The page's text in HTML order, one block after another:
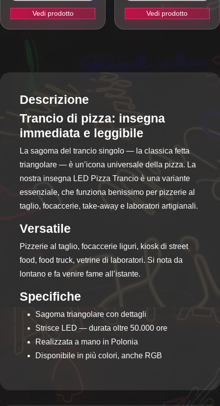
Vedi prodotto Vedi prodotto
varianti.
essere
scelte
pagina
del
prodotto
Descrizione
Trancio di pizza: insegna
immediata e leggibile
La sagoma del trancio singolo — la classica fetta
triangolare — è un’icona universale della pizza. La
nostra insegna LED Pizza Trancio è una variante
essenziale, che funziona benissimo per pizzerie al
taglio, focaccerie, take-away e laboratori artigianali.
Versatile
Pizzerie al taglio, focaccerie liguri, kiosk di street
food, food truck, vetrine di laboratori. Si nota da
lontano e fa venire fame all’istante.
Specifiche
Sagoma triangolare con dettagli
Strisce LED — durata oltre 50.000 ore
Realizzata a mano in Polonia
Disponibile in più colori, anche RGB